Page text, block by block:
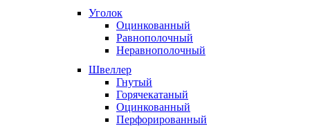
Уголок
Оцинкованный
Равнополочный
Неравнополочный
Швеллер
Гнутый
Горячекатаный
Оцинкованный
Перфорированный